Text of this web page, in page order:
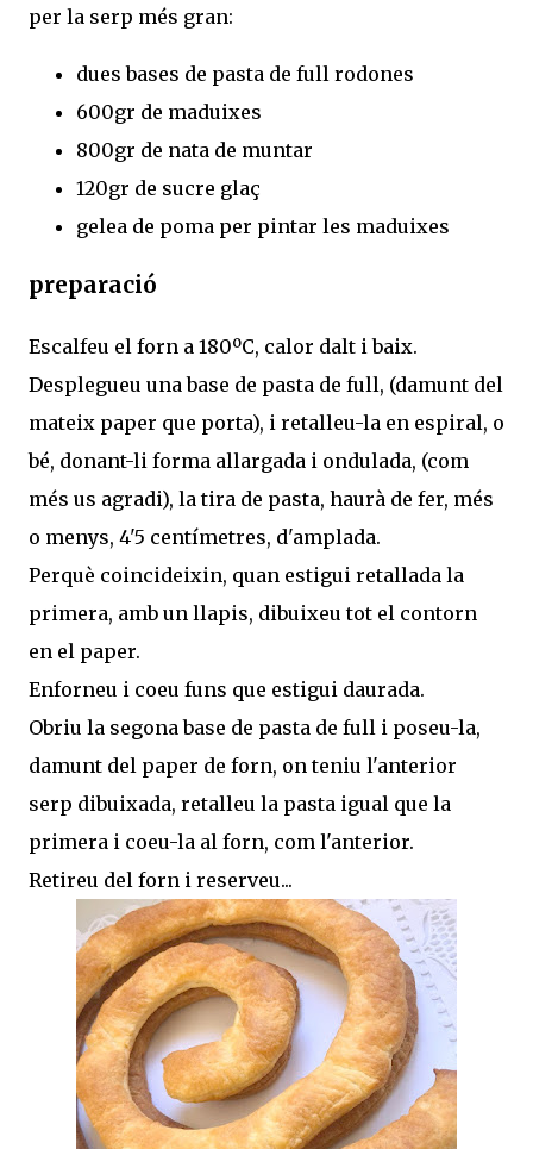
per la serp més gran:
dues bases de pasta de full rodones
600gr de maduixes
800gr de nata de muntar
120gr de sucre glaç
gelea de poma per pintar les maduixes
preparació
Escalfeu el forn a 180ºC, calor dalt i baix.
Desplegueu una base de pasta de full, (damunt del
mateix paper que porta), i retalleu-la en espiral, o
bé, donant-li forma allargada i ondulada, (com
més us agradi), la tira de pasta, haurà de fer, més
o menys, 4'5 centímetres, d'amplada.
Perquè coincideixin, quan estigui retallada la
primera, amb un llapis, dibuixeu tot el contorn
en el paper.
Enforneu i coeu funs que estigui daurada.
Obriu la segona base de pasta de full i poseu-la,
damunt del paper de forn, on teniu l'anterior
serp dibuixada, retalleu la pasta igual que la
primera i coeu-la al forn, com l'anterior.
Retireu del forn i reserveu...